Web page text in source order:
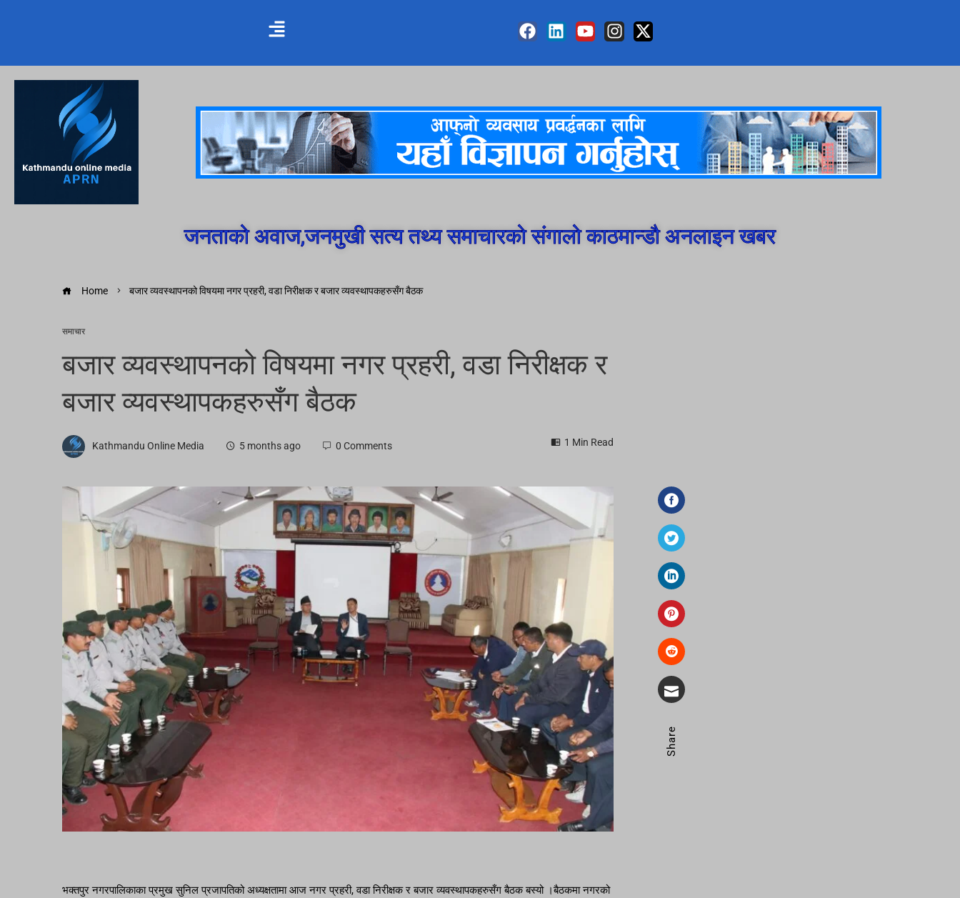
जनताको अवाज,जनमुखी सत्य तथ्य समाचारको संगालो काठमान्डौ अनलाइन खबर
Home बजार व्यवस्थापनको विषयमा नगर प्रहरी, वडा निरीक्षक र बजार व्यवस्थापकहरुसँग बैठक
समाचार
बजार व्यवस्थापनको विषयमा नगर प्रहरी, वडा निरीक्षक र
बजार व्यवस्थापकहरुसँग बैठक
Kathmandu Online Media 5 months ago 0 Comments 1 Min Read
Share
भक्तपुर नगरपालिकाका प्रमुख सुनिल प्रजापतिको अध्यक्षतामा आज नगर प्रहरी, वडा निरीक्षक र बजार व्यवस्थापकहरुसँग बैठक बस्यो ।बैठकमा नगरको